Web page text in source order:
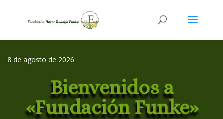
8 de agosto de 2026
Bienvenidos a
«Fundación Funke»